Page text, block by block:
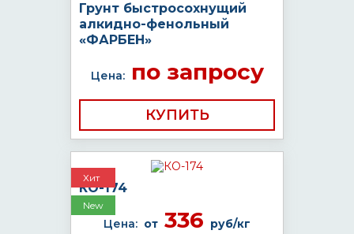
Грунт быстросохнущий
алкидно-фенольный
«ФАРБЕН»
Цена:по запросу
КУПИТЬ
Хит
New
КО-174
Цена: от 336 руб/кг